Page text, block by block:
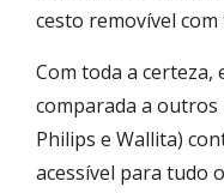
cesto removível
Com toda a certeza,
comparada a outros
Philips e Wallita)
acessível para tudo